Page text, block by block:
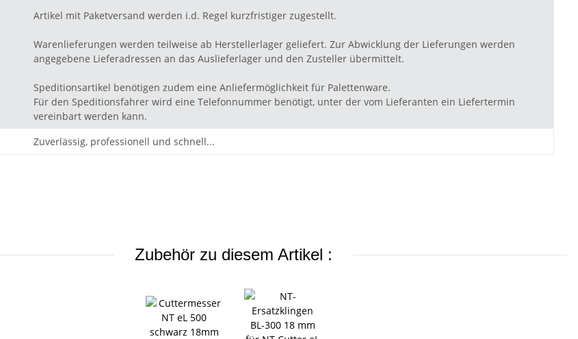
Artikel mit Paketversand werden i.d. Regel kurzfristiger zugestellt.
Warenlieferungen werden teilweise ab Herstellerlager geliefert. Zur Abwicklung der Lieferungen werden
angegebene Lieferadressen an das Auslieferlager und den Zusteller übermittelt.
Speditionsartikel benötigen zudem eine Anliefermöglichkeit für Palettenware.
Für den Speditionsfahrer wird eine Telefonnummer benötigt, unter der vom Lieferanten ein Liefertermin
vereinbart werden kann.
Zuverlässig, professionell und schnell...
Zubehör zu diesem Artikel :